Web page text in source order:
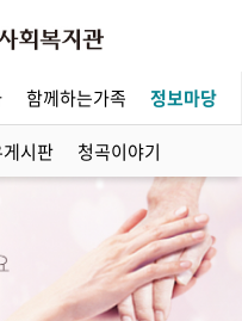
함께하는가족 정보마당
시판 청곡이야기